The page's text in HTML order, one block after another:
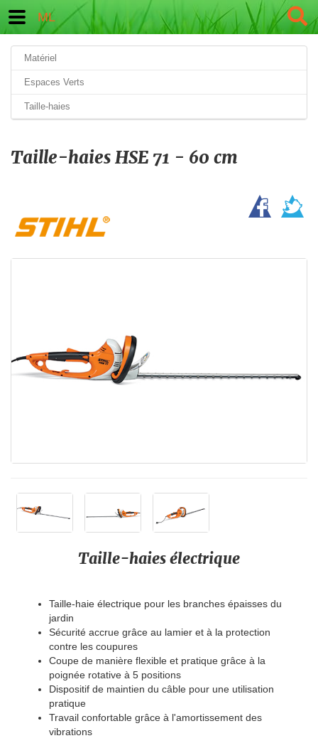
ML
Matériel
Espaces Verts
Taille-haies
Taille-haies HSE 71 - 60 cm
Taille-haies électrique
Taille-haie électrique pour les branches épaisses du
jardin
Sécurité accrue grâce au lamier et à la protection
contre les coupures
Coupe de manière flexible et pratique grâce à la
poignée rotative à 5 positions
Dispositif de maintien du câble pour une utilisation
pratique
Travail confortable grâce à l'amortissement des
vibrations